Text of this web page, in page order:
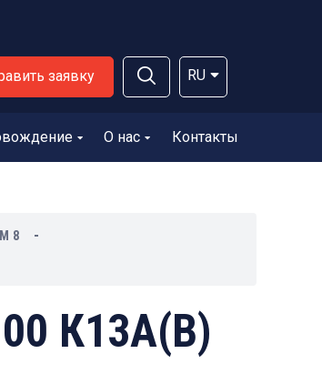
заявку RU
О нас Контакты
К13А(В)